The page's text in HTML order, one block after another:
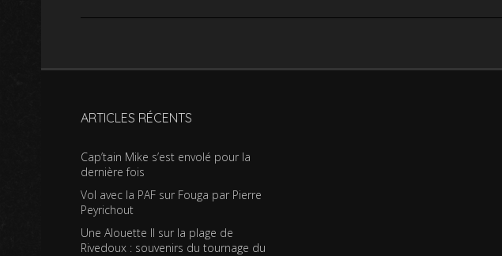
ARTICLES RÉCENTS
Cap’tain Mike s’est envolé pour la
dernière fois
Vol avec la PAF sur Fouga par Pierre
Peyrichout
Une Alouette II sur la plage de
Rivedoux : souvenirs du tournage du